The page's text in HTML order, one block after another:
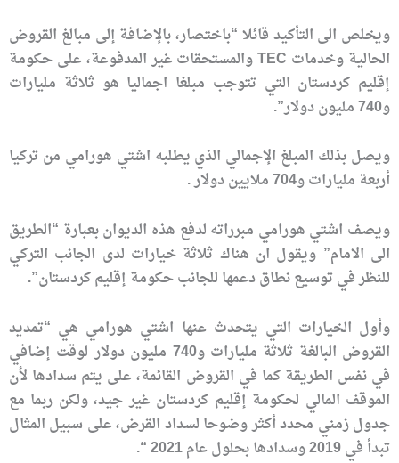
ويخلص الى التأكيد قائلا “باختصار، بالإضافة إلى مبالغ القروض
الحالية وخدمات TEC والمستحقات غير المدفوعة، على حكومة
إقليم كردستان التي تتوجب مبلغا اجماليا هو ثلاثة مليارات
و740 مليون دولار”.
ويصل بذلك المبلغ الإجمالي الذي يطلبه اشتي هورامي من تركيا
أربعة مليارات و704 ملايين دولار .
ويصف اشتي هورامي مبرراته لدفع هذه الديوان بعبارة “الطريق
الى الامام” ويقول ان هناك ثلاثة خيارات لدى الجانب التركي
للنظر في توسيع نطاق دعمها للجانب حكومة إقليم كردستان”.
وأول الخيارات التي يتحدث عنها اشتي هورامي هي “تمديد
القروض البالغة ثلاثة مليارات و740 مليون دولار لوقت إضافي
في نفس الطريقة كما في القروض القائمة، على يتم سدادها لأن
الموقف المالي لحكومة إقليم كردستان غير جيد، ولكن ربما مع
جدول زمني محدد أكثر وضوحا لسداد القرض، على سبيل المثال
تبدأ في 2019 وسدادها بحلول عام 2021 “.